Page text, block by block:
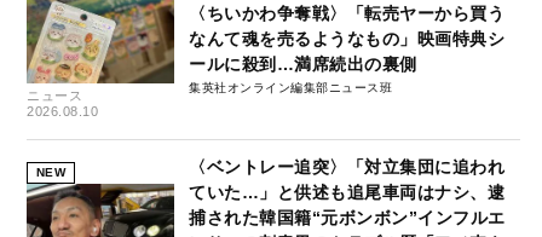
ニュース
2026.08.10
〈ちいかわ争奪戦〉「転売ヤーから買う
なんて魂を売るようなもの」映画特典シ
ールに殺到…満席続出の裏側
集英社オンライン編集部ニュース班
NEW
〈ベントレー追突〉「対立集団に追われ
ていた…」と供述も追尾車両はナシ、逮
捕された韓国籍“元ボンボン”インフルエ